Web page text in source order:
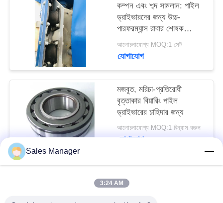
SITEMAP
PRIVACY
POLICY
কম্পন এবং শব্দ সামলান: পাইল
ড্রাইভারদের জন্য উচ্চ-
পারফরম্যান্স রাবার শোষক
আলোচনাযোগ্য MOQ:1 সেট
যোগাযোগ
মজবুত, মরিচা-প্রতিরোধী
বৃত্তাকার বিয়ারিং পাইল
ড্রাইভারের চাহিদার জন্য
আলোচনাযোগ্য MOQ:1 বিন্যাস করুন
যোগাযোগ
Sales Manager
3:24 AM